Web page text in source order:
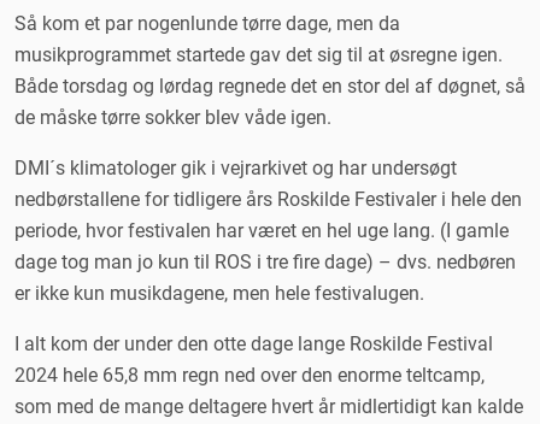
Så kom et par nogenlunde tørre dage, men da
musikprogrammet startede gav det sig til at øsregne igen.
Både torsdag og lørdag regnede det en stor del af døgnet, så
de måske tørre sokker blev våde igen.
DMI´s klimatologer gik i vejrarkivet og har undersøgt
nedbørstallene for tidligere års Roskilde Festivaler i hele den
periode, hvor festivalen har været en hel uge lang. (I gamle
dage tog man jo kun til ROS i tre fire dage) – dvs. nedbøren
er ikke kun musikdagene, men hele festivalugen.
I alt kom der under den otte dage lange Roskilde Festival
2024 hele 65,8 mm regn ned over den enorme teltcamp,
som med de mange deltagere hvert år midlertidigt kan kalde